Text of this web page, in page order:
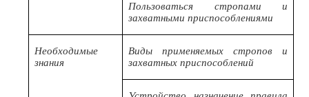
Пользоваться стропами и
захватными приспособлениями
Необходимые
знания
Виды применяемых стропов и
захватных приспособлений